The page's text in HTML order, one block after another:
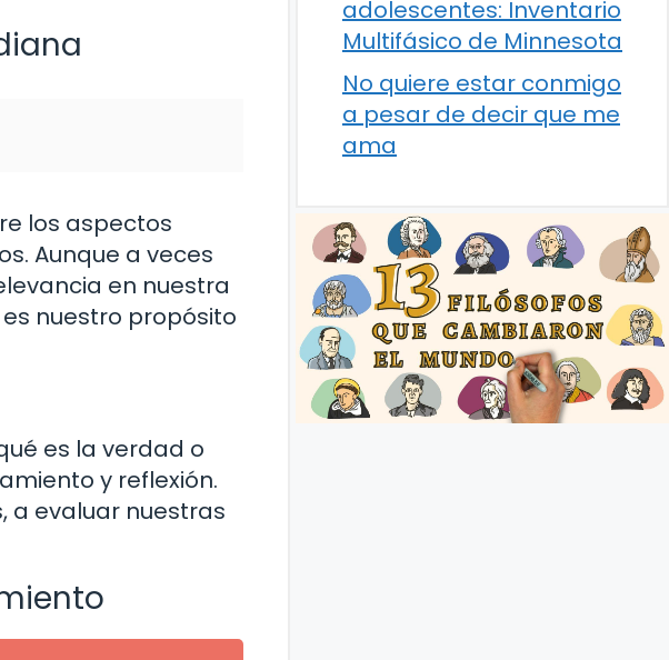
los aspectos
Aunque a veces
en nuestra
nuestro propósito
es la verdad o
y reflexión.
a evaluar nuestras
adolescentes: Inventario
Multifásico de Minnesota
No quiere estar conmigo
a pesar de decir que me
ama